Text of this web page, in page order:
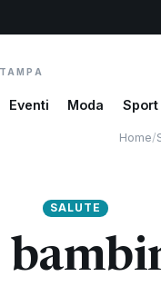
Eventi Moda Sport
Home/
SALUTE